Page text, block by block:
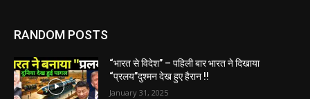
RANDOM POSTS
“भारत से विदेश” – पहिली बार भारत ने दिखाया
“प्रलय”दुश्मन देख हुए हैरान !!
January 31, 2025